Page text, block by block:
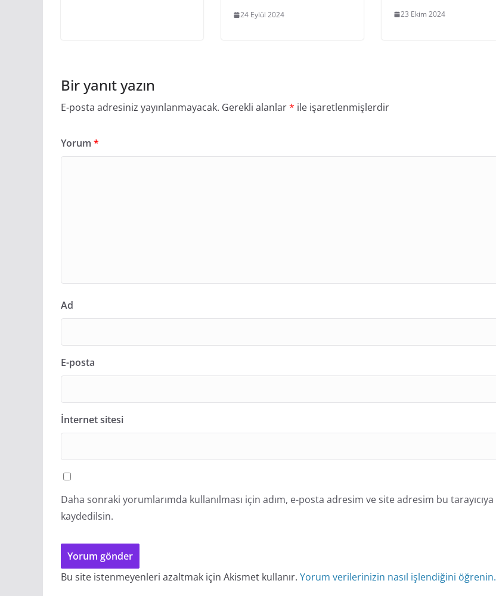
24 Eylül 2024 23 Ekim 2024
Bir yanıt yazın
E-posta adresiniz yayınlanmayacak. Gerekli alanlar* ile işaretlenmişlerdir
Yorum *
Ad
E-posta
İnternet sitesi
Daha sonraki yorumlarımda kullanılması için adım, e-posta adresim ve site adresim bu tarayıcıya
kaydedilsin.
Bu site istenmeyenleri azaltmak için Akismet kullanır. Yorum verilerinizin nasıl işlendiğini öğrenin.